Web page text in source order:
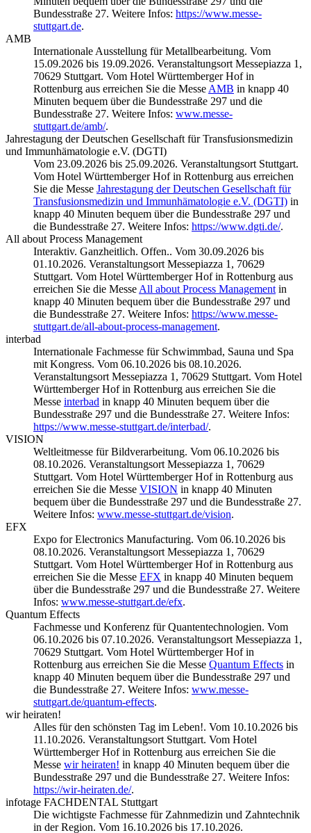
Bundesstraße 27. Weitere Infos: https://www.messe-
stuttgart.de.
AMB
Internationale Ausstellung für Metallbearbeitung. Vom
15.09.2026 bis 19.09.2026. Veranstaltungsort Messepiazza 1,
70629 Stuttgart. Vom Hotel Württemberger Hof in
Rottenburg aus erreichen Sie die Messe AMB in knapp 40
Minuten bequem über die Bundesstraße 297 und die
Bundesstraße 27. Weitere Infos: www.messe-
stuttgart.de/amb/.
Jahrestagung der Deutschen Gesellschaft für Transfusionsmedizin
und Immunhämatologie e.V. (DGTI)
Vom 23.09.2026 bis 25.09.2026. Veranstaltungsort Stuttgart.
Vom Hotel Württemberger Hof in Rottenburg aus erreichen
Sie die Messe Jahrestagung der Deutschen Gesellschaft für
Transfusionsmedizin und Immunhämatologie e.V. (DGTI) in
knapp 40 Minuten bequem über die Bundesstraße 297 und
die Bundesstraße 27. Weitere Infos: https://www.dgti.de/.
All about Process Management
Interaktiv. Ganzheitlich. Offen.. Vom 30.09.2026 bis
01.10.2026. Veranstaltungsort Messepiazza 1, 70629
Stuttgart. Vom Hotel Württemberger Hof in Rottenburg aus
erreichen Sie die Messe All about Process Management in
knapp 40 Minuten bequem über die Bundesstraße 297 und
die Bundesstraße 27. Weitere Infos: https://www.messe-
stuttgart.de/all-about-process-management.
interbad
Internationale Fachmesse für Schwimmbad, Sauna und Spa
mit Kongress. Vom 06.10.2026 bis 08.10.2026.
Veranstaltungsort Messepiazza 1, 70629 Stuttgart. Vom Hotel
Württemberger Hof in Rottenburg aus erreichen Sie die
Messe interbad in knapp 40 Minuten bequem über die
Bundesstraße 297 und die Bundesstraße 27. Weitere Infos:
https://www.messe-stuttgart.de/interbad/.
VISION
Weltleitmesse für Bildverarbeitung. Vom 06.10.2026 bis
08.10.2026. Veranstaltungsort Messepiazza 1, 70629
Stuttgart. Vom Hotel Württemberger Hof in Rottenburg aus
erreichen Sie die Messe VISION in knapp 40 Minuten
bequem über die Bundesstraße 297 und die Bundesstraße 27.
Weitere Infos: www.messe-stuttgart.de/vision.
EFX
Expo for Electronics Manufacturing. Vom 06.10.2026 bis
08.10.2026. Veranstaltungsort Messepiazza 1, 70629
Stuttgart. Vom Hotel Württemberger Hof in Rottenburg aus
erreichen Sie die Messe EFX in knapp 40 Minuten bequem
über die Bundesstraße 297 und die Bundesstraße 27. Weitere
Infos: www.messe-stuttgart.de/efx.
Quantum Effects
Fachmesse und Konferenz für Quantentechnologien. Vom
06.10.2026 bis 07.10.2026. Veranstaltungsort Messepiazza 1,
70629 Stuttgart. Vom Hotel Württemberger Hof in
Rottenburg aus erreichen Sie die Messe Quantum Effects in
knapp 40 Minuten bequem über die Bundesstraße 297 und
die Bundesstraße 27. Weitere Infos: www.messe-
stuttgart.de/quantum-effects.
wir heiraten!
Alles für den schönsten Tag im Leben!. Vom 10.10.2026 bis
11.10.2026. Veranstaltungsort Stuttgart. Vom Hotel
Württemberger Hof in Rottenburg aus erreichen Sie die
Messe wir heiraten! in knapp 40 Minuten bequem über die
Bundesstraße 297 und die Bundesstraße 27. Weitere Infos:
https://wir-heiraten.de/.
infotage FACHDENTAL Stuttgart
Die wichtigste Fachmesse für Zahnmedizin und Zahntechnik
in der Region. Vom 16.10.2026 bis 17.10.2026.